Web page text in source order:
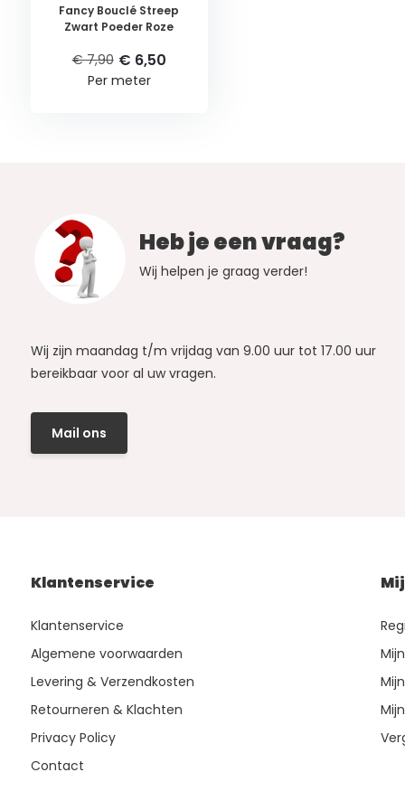
Fancy Bouclé Streep
Zwart Poeder Roze
€ 7,90 € 6,50
Per meter
Heb je een vraag?
Wij helpen je graag verder!
Wij zijn maandag t/m vrijdag van 9.00 uur tot 17.00 uur
bereikbaar voor al uw vragen.
Mail ons
Klantenservice
Klantenservice
Algemene voorwaarden
Levering & Verzendkosten
Retourneren & Klachten
Privacy Policy
Contact